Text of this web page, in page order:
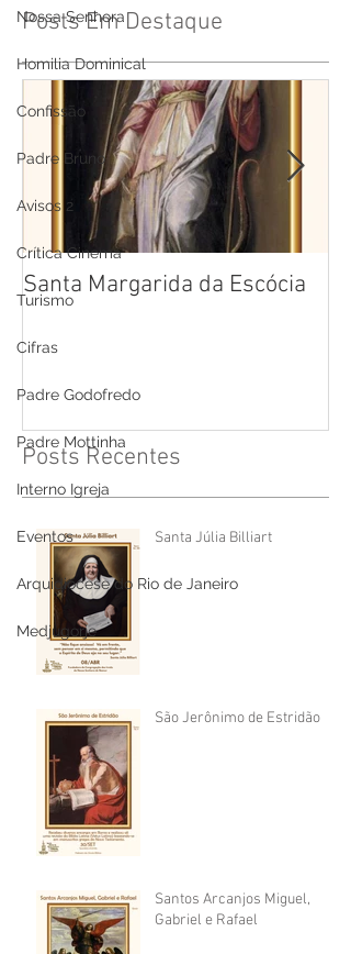
Nossa Senhora
Homilia Dominical
Confissão
Padre Bruno
Avisos 2
Crítica Cinema
Turismo
Cifras
Padre Godofredo
Padre Mottinha
Interno Igreja
Eventos
Arquidiocese do Rio de Janeiro
Medjugorje
Posts Em Destaque
Santa Margarida da Escócia
Posts Recentes
Santa Júlia Billiart
São Jerônimo de Estridão
Santos Arcanjos Miguel,
Gabriel e Rafael